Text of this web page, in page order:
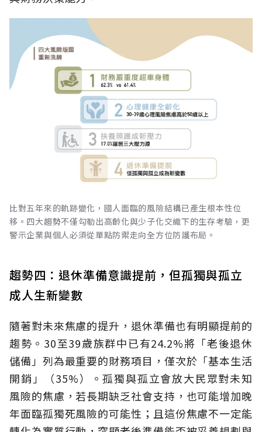
比對五年來的軌跡變化，國人面臨的風險結構已產生根本性位
移。四大趨勢不僅勾勒出高齡化與少子化交織下的生存考驗，更
警示企業與個人必須從單點防禦走向全方位防護布局。
趨勢四：退休準備意識提前，但孤獨與孤立
成人生新變數
隨著對未來焦慮的提升，退休準備也有明顯提前的
趨勢。30至39歲族群中已有24.2%將「老後退休
儲備」列為最重要的財務項目，僅次於「基本生活
開銷」（35%）。孤獨與孤立會放大民眾對未知
風險的焦慮，若長期缺乏社會支持，也可能增加晚
年面臨孤獨死風險的可能性；且這份焦慮不一定能